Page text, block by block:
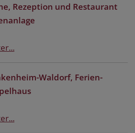
Rezeption und Restaurant
Waldorf, Ferien-